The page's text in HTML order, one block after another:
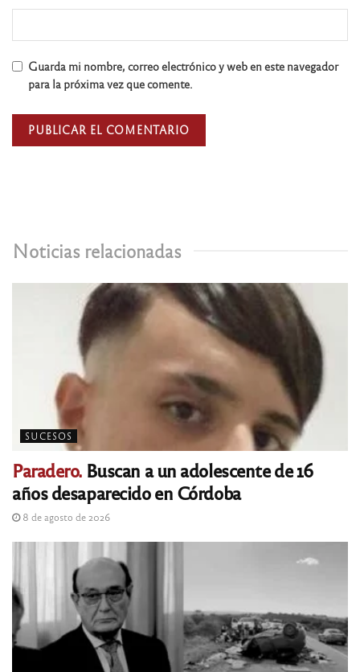
Noticias relacionadas
SUCESOS
Paradero. Buscan a un adolescente de 16
años desaparecido en Córdoba
8 de agosto de 2026
Guarda mi nombre, correo electrónico y web en este navegador
para la próxima vez que comente.